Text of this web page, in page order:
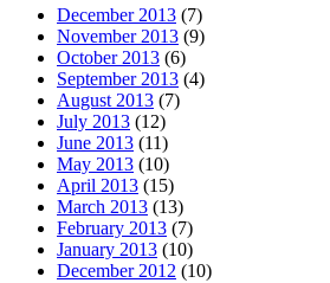
December 2013 (7)
November 2013 (9)
October 2013 (6)
September 2013 (4)
August 2013 (7)
July 2013 (12)
June 2013 (11)
May 2013 (10)
April 2013 (15)
March 2013 (13)
February 2013 (7)
January 2013 (10)
December 2012 (10)